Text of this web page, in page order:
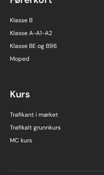
Klasse B
Klasse A-A1-A2
Klasse BE og B96
Moped
Kurs
Trafikant i mørket
Trafikalt grunnkurs
MC kurs